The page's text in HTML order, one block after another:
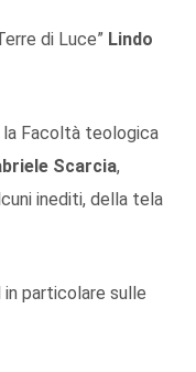
di Luce” Lindo
Facoltà teologica
Scarcia,
inediti, della tela
particolare sulle